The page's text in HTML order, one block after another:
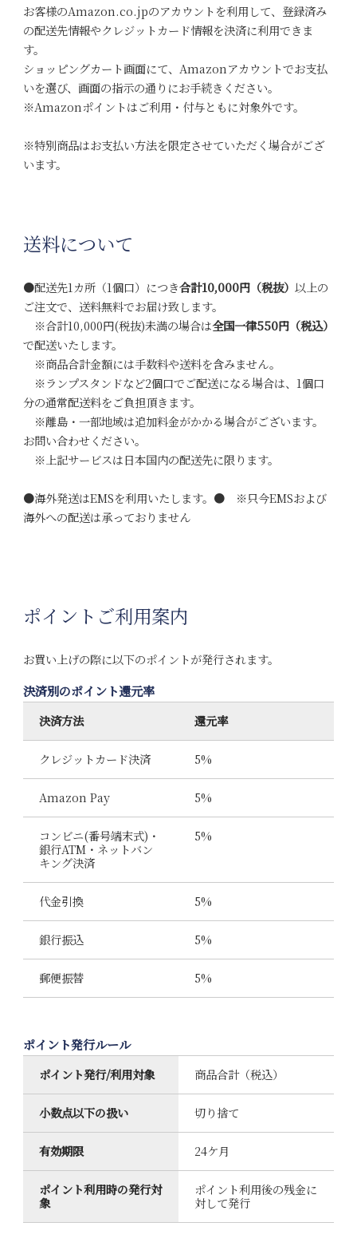
お客様のAmazon.co.jpのアカウントを利用して、登録済み
の配送先情報やクレジットカード情報を決済に利用できま
す。
ショッピングカート画面にて、Amazonアカウントでお支払
いを選び、画面の指示の通りにお手続きください。
※Amazonポイントはご利用・付与ともに対象外です。
※特別商品はお支払い方法を限定させていただく場合がござ
います。
送料について
●配送先1カ所（1個口）につき合計10,000円（税抜） 以上の
ご注文で、送料無料でお届け致します。
※合計10,000円(税抜)未満の場合は全国一律550円（税込）
で配送いたします。
※商品合計金額には手数料や送料を含みません。
※ランプスタンドなど2個口でご配送になる場合は、1個口
分の通常配送料をご負担頂きます。
※離島・一部地域は追加料金がかかる場合がございます。
お問い合わせください。
※上記サービスは日本国内の配送先に限ります。
●海外発送はEMSを利用いたします。● ※只今EMSおよび
海外への配送は承っておりません
ポイントご利用案内
お買い上げの際に以下のポイントが発行されます。
決済別のポイント還元率
決済方法 還元率
クレジットカード決済 5%
Amazon Pay 5%
コンビニ(番号端末式)・
銀行ATM・ネットバン
キング決済
5%
代金引換 5%
銀行振込 5%
郵便振替 5%
ポイント発行ルール
ポイント発行/利用対象 商品合計（税込）
小数点以下の扱い 切り捨て
有効期限 24ケ月
ポイント利用時の発行対
象
ポイント利用後の残金に
対して発行